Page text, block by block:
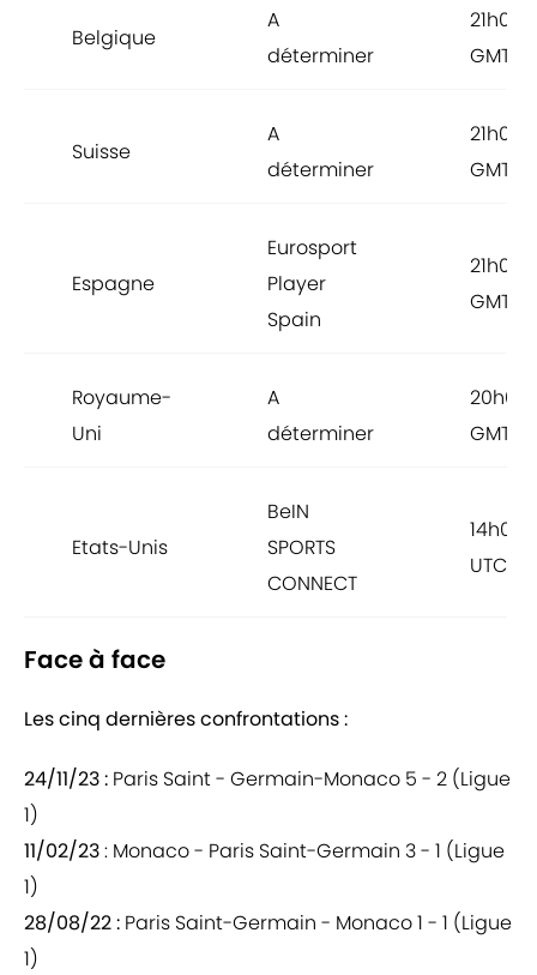
Belgique
A
déterminer
21h00
GMT+1
Suisse
A
déterminer
21h00
GMT+1
Espagne
Eurosport
Player
Spain
21h00
GMT+1
Royaume-
Uni
A
déterminer
20h00
GMT
Etats-Unis
BeIN
SPORTS
CONNECT
14h00
UTC-4
Face à face
Les cinq dernières confrontations :
24/11/23 : Paris Saint - Germain-Monaco 5 - 2 (Ligue
1)
11/02/23: Monaco - Paris Saint-Germain 3 - 1 (Ligue
1)
28/08/22 : Paris Saint-Germain - Monaco 1 - 1 (Ligue
1)